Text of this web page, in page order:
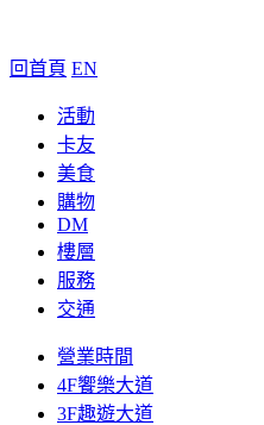
回首頁 EN
活動
卡友
美食
購物
DM
樓層
服務
交通
營業時間
4F饗樂大道
3F趣遊大道